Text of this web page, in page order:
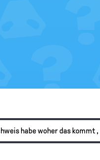
habe woher das kommt